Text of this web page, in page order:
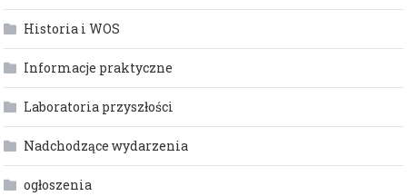
Historia i WOS
Informacje praktyczne
Laboratoria przyszłości
Nadchodzące wydarzenia
ogłoszenia